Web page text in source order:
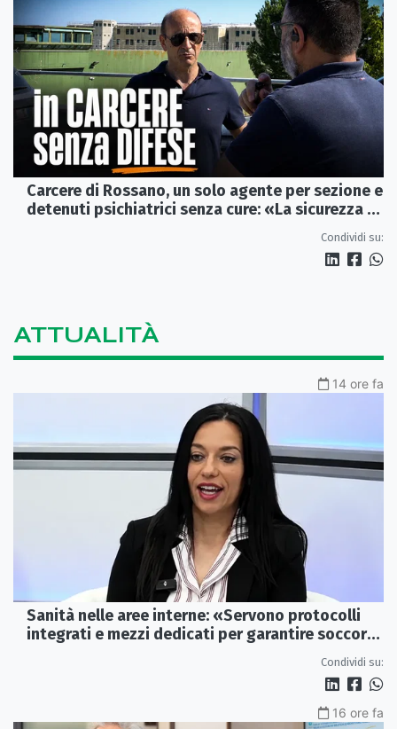
Carcere di Rossano, un solo agente per sezione e
detenuti psichiatrici senza cure: «La sicurezza è
Condividi su:
ATTUALITÀ
14 ore fa
Sanità nelle aree interne: «Servono protocolli
integrati e mezzi dedicati per garantire soccorsi
Condividi su:
16 ore fa